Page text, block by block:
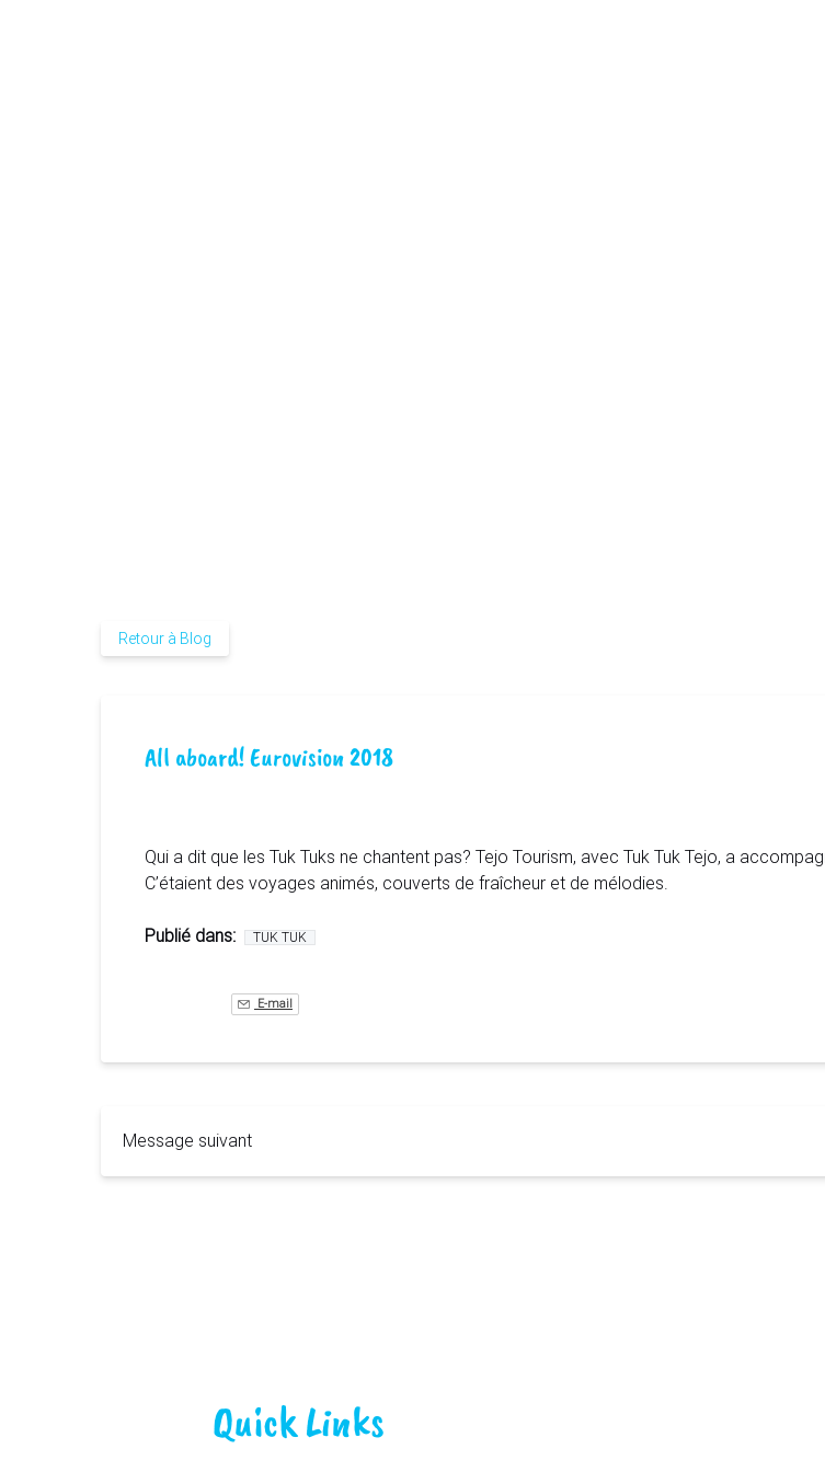
Retour à Blog
All aboard! Eurovision 2018
Qui a dit que les Tuk Tuks ne chantent pas? Tejo Tourism, avec Tuk Tuk Tejo, a
C’étaient des voyages animés, couverts de fraîcheur et de mélodies.
Publié dans: TUK TUK
E-mail
Message suivant
Quick Links